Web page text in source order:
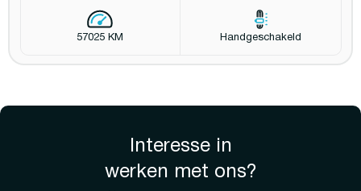
57025 KM Handgeschakeld
Interesse in
werken met ons?